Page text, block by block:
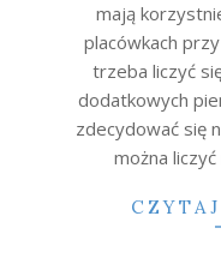
mają
placówkach
trzeba liczyć
dodatkowych
zdecydować się
można